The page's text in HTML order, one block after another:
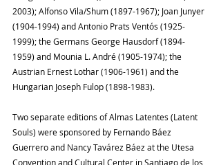
2003); Alfonso Vila/Shum (1897-1967); Joan Junyer
(1904-1994) and Antonio Prats Ventós (1925-
1999); the Germans George Hausdorf (1894-
1959) and Mounia L. André (1905-1974); the
Austrian Ernest Lothar (1906-1961) and the
Hungarian Joseph Fulop (1898-1983).
Two separate editions of Almas Latentes (Latent
Souls) were sponsored by Fernando Báez
Guerrero and Nancy Tavárez Báez at the Utesa
Convention and Cultural Center in Santiago de los